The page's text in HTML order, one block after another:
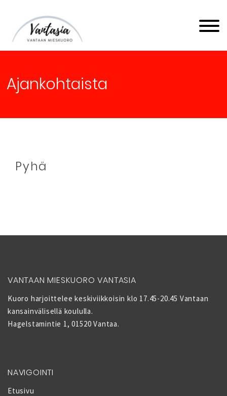
Vantaan Mieskuoro
Ajankohtaista
Pyhä
VANTAAN MIESKUORO VANTASIA
Kuoro harjoittelee keskiviikkoisin klo 17.45-20.45 Vantaan
kansainvälisellä koululla.
Hagelstamintie 1, 01520 Vantaa.
NAVIGOINTI
Etusivu